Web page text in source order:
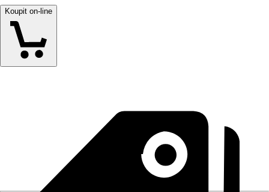
Koupit on-line